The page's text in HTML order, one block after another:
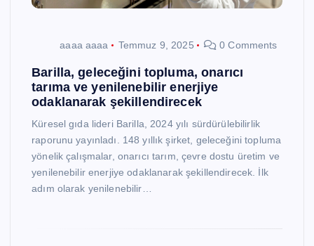
aaaa aaaa Temmuz 9, 2025 0 Comments
Barilla, geleceğini topluma, onarıcı
tarıma ve yenilenebilir enerjiye
odaklanarak şekillendirecek
Küresel gıda lideri Barilla, 2024 yılı sürdürülebilirlik
raporunu yayınladı. 148 yıllık şirket, geleceğini topluma
yönelik çalışmalar, onarıcı tarım, çevre dostu üretim ve
yenilenebilir enerjiye odaklanarak şekillendirecek. İlk
adım olarak yenilenebilir…